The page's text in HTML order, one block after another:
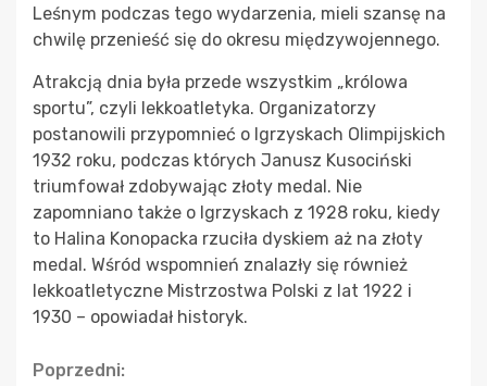
Leśnym podczas tego wydarzenia, mieli szansę na
chwilę przenieść się do okresu międzywojennego.
Atrakcją dnia była przede wszystkim „królowa
sportu”, czyli lekkoatletyka. Organizatorzy
postanowili przypomnieć o Igrzyskach Olimpijskich
1932 roku, podczas których Janusz Kusociński
triumfował zdobywając złoty medal. Nie
zapomniano także o Igrzyskach z 1928 roku, kiedy
to Halina Konopacka rzuciła dyskiem aż na złoty
medal. Wśród wspomnień znalazły się również
lekkoatletyczne Mistrzostwa Polski z lat 1922 i
1930 – opowiadał historyk.
Continue
Poprzedni: